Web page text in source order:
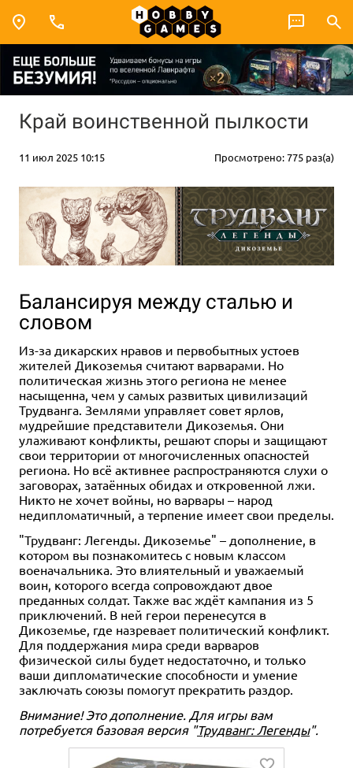
Край воинственной пылкости
11 июл 2025 10:15 Просмотрено: 775 раз(а)
Балансируя между сталью и
словом
Из-за дикарских нравов и первобытных устоев
жителей Дикоземья считают варварами. Но
политическая жизнь этого региона не менее
насыщенна, чем у самых развитых цивилизаций
Трудванга. Землями управляет совет ярлов,
мудрейшие представители Дикоземья. Они
улаживают конфликты, решают споры и защищают
свои территории от многочисленных опасностей
региона. Но всё активнее распространяются слухи о
заговорах, затаённых обидах и откровенной лжи.
Никто не хочет войны, но варвары – народ
недипломатичный, а терпение имеет свои пределы.
"Трудванг: Легенды. Дикоземье" – дополнение, в
котором вы познакомитесь с новым классом
военачальника. Это влиятельный и уважаемый
воин, которого всегда сопровождают двое
преданных солдат. Также вас ждёт кампания из 5
приключений. В ней герои перенесутся в
Дикоземье, где назревает политический конфликт.
Для поддержания мира среди варваров
физической силы будет недостаточно, и только
ваши дипломатические способности и умение
заключать союзы помогут прекратить раздор.
Внимание! Это дополнение. Для игры вам
потребуется базовая версия "Трудванг: Легенды".